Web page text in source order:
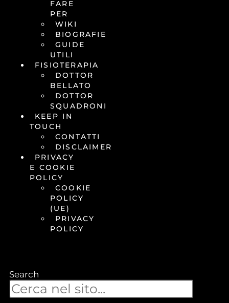
FARE
PER
WIKI
BIOGRAFIE
GUIDE
UTILI
FISIOTERAPIA
DOTTOR
BELLATO
DOTTOR
SQUADRONI
KEEP IN
TOUCH
CONTATTI
DISCLAIMER
PRIVACY
E COOKIE
POLICY
COOKIE
POLICY
(UE)
PRIVACY
POLICY
Search